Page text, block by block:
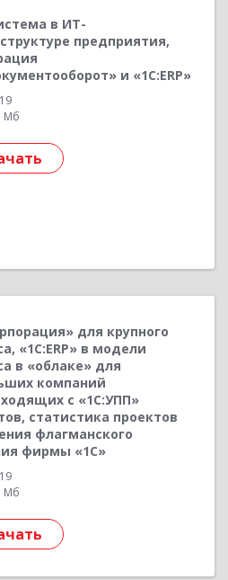
в ИТ-
предприятия,
и «1С:ERP»
Мб
для крупного
«1С:ERP» в модели
в «облаке» для
компаний
с «1С:УПП»
статистика проектов
флагманского
фирмы «1С»
Мб